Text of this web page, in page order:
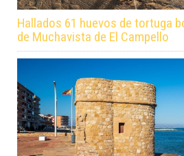
Hallados 61 huevos de tortuga
de Muchavista de El Campello